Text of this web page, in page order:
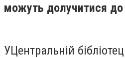
можуть долучитися до
УЦентральній